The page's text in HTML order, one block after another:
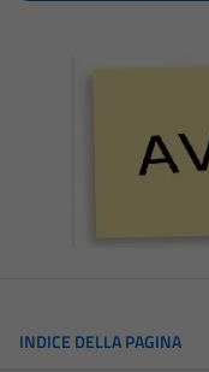
INDICE DELLA PAGINA